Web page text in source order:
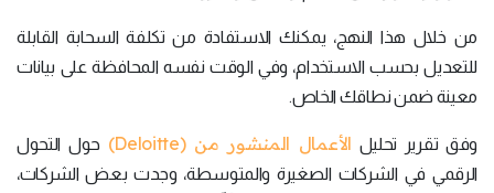
من خلال هذا النهج، يمكنك الاستفادة من تكلفة السحابة القابلة
للتعديل بحسب الاستخدام، وفي الوقت نفسه المحافظة على بيانات
معينة ضمن نطاقك الخاص.
وفق تقرير تحليل الأعمال المنشور من (Deloitte)
حول التحول
الرقمي في الشركات الصغيرة والمتوسطة، وجدت بعض الشركات،